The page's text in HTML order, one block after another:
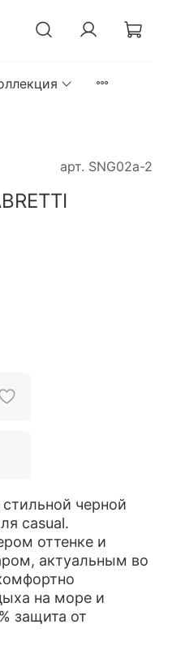
арт. SNG02a-2
черной
casual.
оттенке и
актуальным во
на море и
защита от